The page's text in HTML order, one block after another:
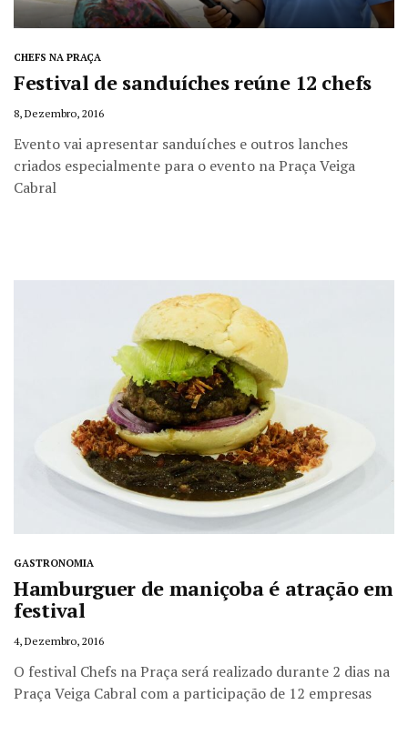
CHEFS NA PRAÇA
Festival de sanduíches reúne 12 chefs
8, Dezembro, 2016
Evento vai apresentar sanduíches e outros lanches
criados especialmente para o evento na Praça Veiga
Cabral
GASTRONOMIA
Hamburguer de maniçoba é atração em
festival
4, Dezembro, 2016
O festival Chefs na Praça será realizado durante 2 dias na
Praça Veiga Cabral com a participação de 12 empresas